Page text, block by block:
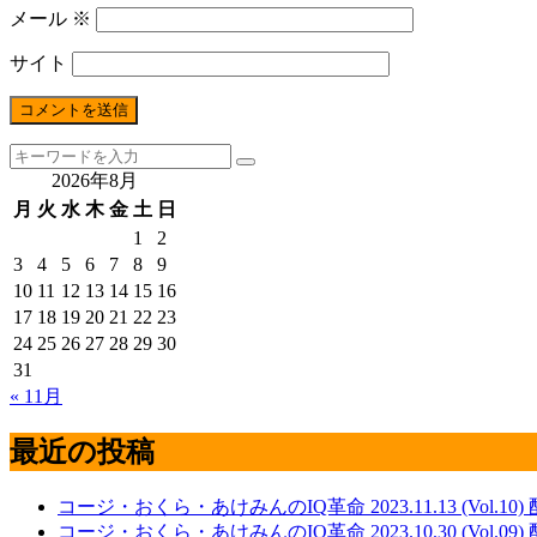
メール ※
サイト
2026年8月
月 火 水 木 金 土 日
1
2
3
4 5 6 7 8
9
10 11 12 13 14 15 16
17 18 19 20 21 22 23
24 25 26 27 28 29 30
31
« 11月
最近の投稿
コージ・おくら・あけみんのIQ革命 2023.11.13 (Vol.10)
コージ・おくら・あけみんのIQ革命 2023.10.30 (Vol.09)